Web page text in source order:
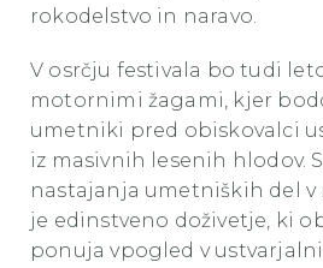
rokodelstvo in naravo.
V osrčju festivala bo tudi
motornimi žagami, kjer
umetniki pred obiskovalci
iz masivnih lesenih hlodov.
nastajanja umetniških del v
je edinstveno doživetje, ki
ponuja vpogled v